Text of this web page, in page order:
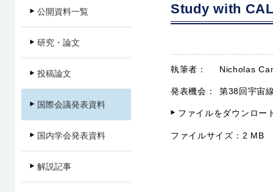
Study with
執筆者： Nicholas
発表機会： 第38回宇宙
ファイルをダウンロー
ファイルサイズ： 2 MB
公開資料一覧
研究・論文
投稿論文
国際会議発表資料
国内学会発表資料
解説記事